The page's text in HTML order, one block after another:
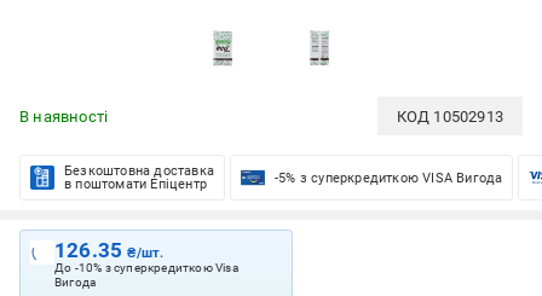
В наявності КОД 10502913
Безкоштовна доставка
в поштомати Епіцентр
-5% з суперкредиткою VISA Вигода
126.35₴/шт.
До -10% з суперкредиткою Visa
Вигода